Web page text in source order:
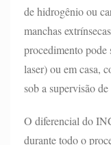
de hidrogênio ou
manchas
procedimento pode
laser) ou em casa,
sob a supervisão
O diferencial do
durante todo o